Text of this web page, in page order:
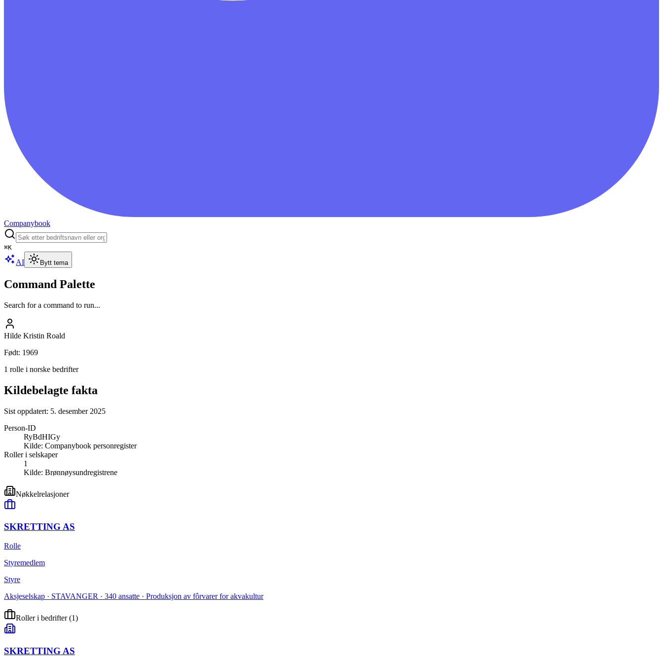
Companybook
⌘K
AI Bytt tema
Command Palette
Search for a command to run...
Hilde Kristin Roald
Født: 1969
1 rolle i norske bedrifter
Kildebelagte fakta
Sist oppdatert: 5. desember 2025
Person-ID
RyBdHIGy
Kilde: Companybook personregister
Roller i selskaper
1
Kilde: Brønnøysundregistrene
Nøkkelrelasjoner
SKRETTING AS
Rolle
Styremedlem
Styre
Aksjeselskap · STAVANGER · 340 ansatte · Produksjon av fôrvarer for akvakultur
Roller i bedrifter(1)
SKRETTING AS